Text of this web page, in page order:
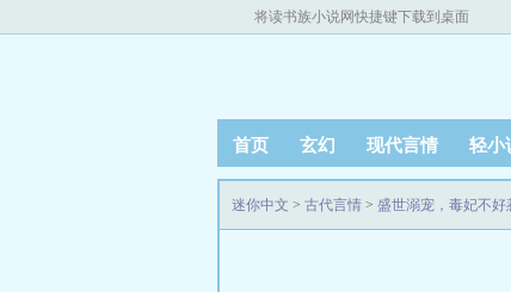
将读书族小说网快捷键下载到桌面
首页 玄幻 现代言情 轻小
迷你中文 > 古代言情 > 盛世溺宠，毒妃不好